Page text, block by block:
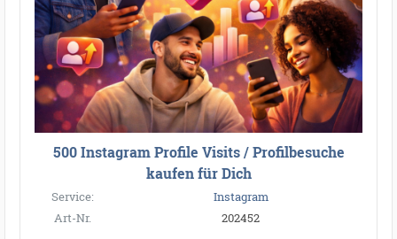
500 Instagram Profile Visits / Profilbesuche
kaufen für Dich
Service:
Instagram
Art-Nr.
202452